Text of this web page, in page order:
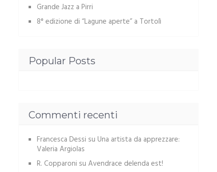
Grande Jazz a Pirri
8° edizione di “Lagune aperte” a Tortolì
Popular Posts
Commenti recenti
Francesca Dessi su Una artista da apprezzare:
Valeria Argiolas
R. Copparoni su Avendrace delenda est!